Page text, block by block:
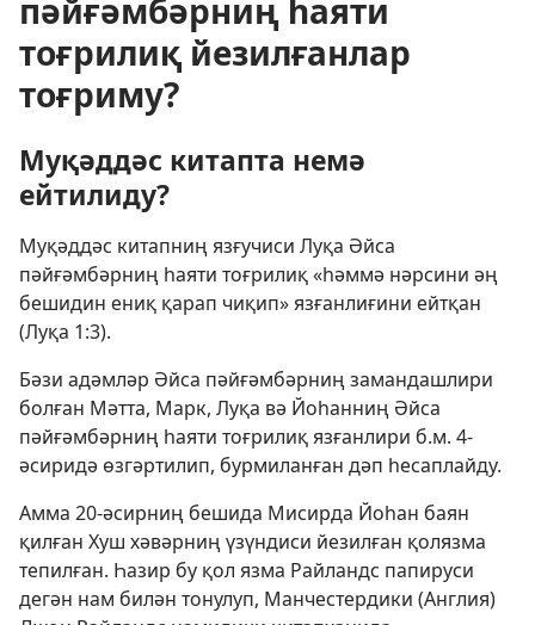
пәйғәмбәрниң һаяти
тоғрилиқ йезилғанлар
тоғриму?
Муқәддәс китапта немә
ейтилиду?
Муқәддәс китапниң язғучиси Луқа Әйса
пәйғәмбәрниң һаяти тоғрилиқ «һәммә нәрсини әң
бешидин ениқ қарап чиқип» язғанлиғини ейтқан
(Луқа 1:3).
Бәзи адәмләр Әйса пәйғәмбәрниң замандашлири
болған Мәтта, Марк, Луқа вә Йоһанниң Әйса
пәйғәмбәрниң һаяти тоғрилиқ язғанлири б.м. 4-
әсиридә өзгәртилип, бурмиланған дәп һесаплайду.
Амма 20-әсирниң бешида Мисирда Йоһан баян
қилған Хуш хәвәрниң үзүндиси йезилған қолязма
тепилған. Һазир бу қол язма Райландс папируси
дегән нам билән тонулуп, Манчестердики (Англия)